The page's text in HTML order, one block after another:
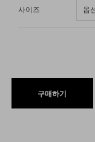
사이즈
구매하기